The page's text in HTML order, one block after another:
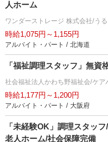
人ホーム
ワンダーストレージ 株式会社/う
時給1,075円～1,155円
アルバイト・パート / 北海道
「福祉調理スタッフ」無資
社会福祉法人かわち野福祉会/ケア
時給1,177円～1,200円
アルバイト・パート / 大阪府
「未経験OK」調理スタッ
老人ホーム/社会保障完備